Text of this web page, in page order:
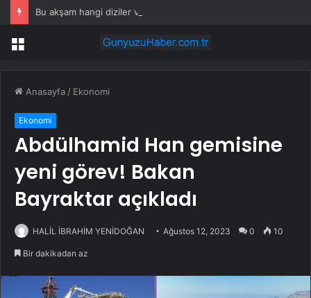
Menü
Anasayfa / Ekonomi
Ekonomi
Abdülhamid Han gemisine
yeni görev! Bakan
Bayraktar açıkladı
HALİL İBRAHİM YENİDOĞAN Ağustos 12, 2023 0 10
Bir dakikadan az